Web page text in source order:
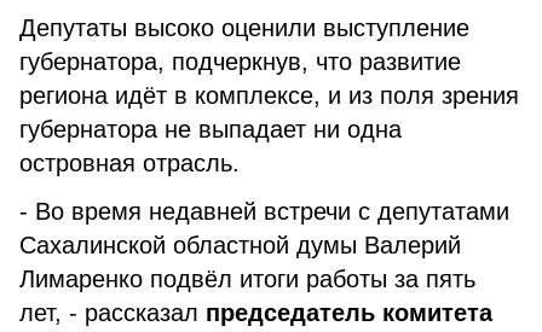
Депутаты высоко оценили выступление
губернатора, подчеркнув, что развитие
региона идёт в комплексе, и из поля зрения
губернатора не выпадает ни одна
островная отрасль.
- Во время недавней встречи с депутатами
Сахалинской областной думы Валерий
Лимаренко подвёл итоги работы за пять
лет, - рассказал председатель комитета